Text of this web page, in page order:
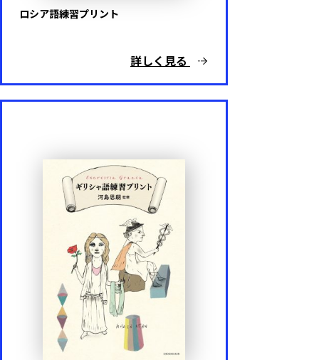
ロシア語練習プリント
詳しく見る